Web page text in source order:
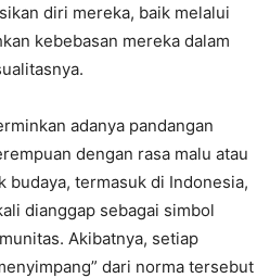
diri mereka, baik melalui
kebebasan mereka dalam
adanya pandangan
dengan rasa malu atau
budaya, termasuk di Indonesia,
dianggap sebagai simbol
Akibatnya, setiap
dari norma tersebut